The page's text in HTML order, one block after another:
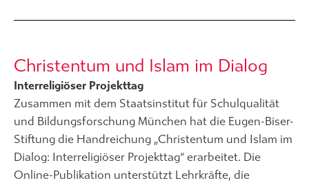
Christentum und Islam im Dialog
Interreligiöser Projekttag
Zusammen mit dem Staatsinstitut für Schulqualität
und Bildungsforschung München hat die Eugen-Biser-
Stiftung die Handreichung „Christentum und Islam im
Dialog: Interreligiöser Projekttag“ erarbeitet. Die
Online-Publikation unterstützt Lehrkräfte, die